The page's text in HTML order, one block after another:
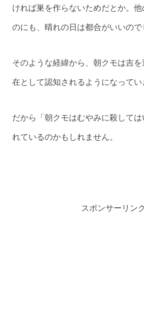
ければ巣を作らないためだとか。
のにも、晴れの日は都合がいいので
そのような経緯から、朝クモは吉
在として認知されるようになってい
だから「朝クモはむやみに殺して
れているのかもしれません。
スポンサーリンク